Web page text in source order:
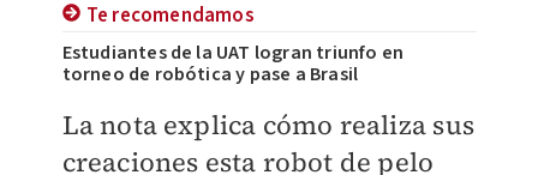
Te recomendamos
Estudiantes de la UAT logran triunfo en
torneo de robótica y pase a Brasil
La nota explica cómo realiza sus
creaciones esta robot de pelo